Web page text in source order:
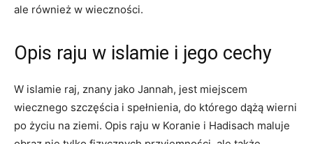
ale również w​ wieczności.
Opis raju w islamie i jego cechy
W islamie raj, znany‌ jako Jannah, jest miejscem
wiecznego szczęścia ⁤i ‍spełnienia, do którego dążą wierni
po życiu na ziemi. Opis‌ raju w ‌Koranie i ​Hadisach maluje